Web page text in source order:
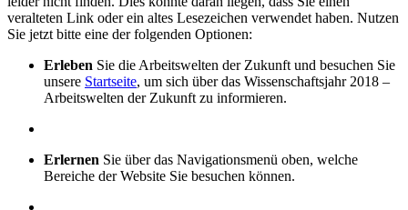
veralteten Link oder ein altes Lesezeichen verwendet haben. Nutzen
Sie jetzt bitte eine der folgenden Optionen:
Erleben Sie die Arbeitswelten der Zukunft und besuchen Sie
unsere Startseite, um sich über das Wissenschaftsjahr 2018 –
Arbeitswelten der Zukunft zu informieren.
Erlernen Sie über das Navigationsmenü oben, welche
Bereiche der Website Sie besuchen können.